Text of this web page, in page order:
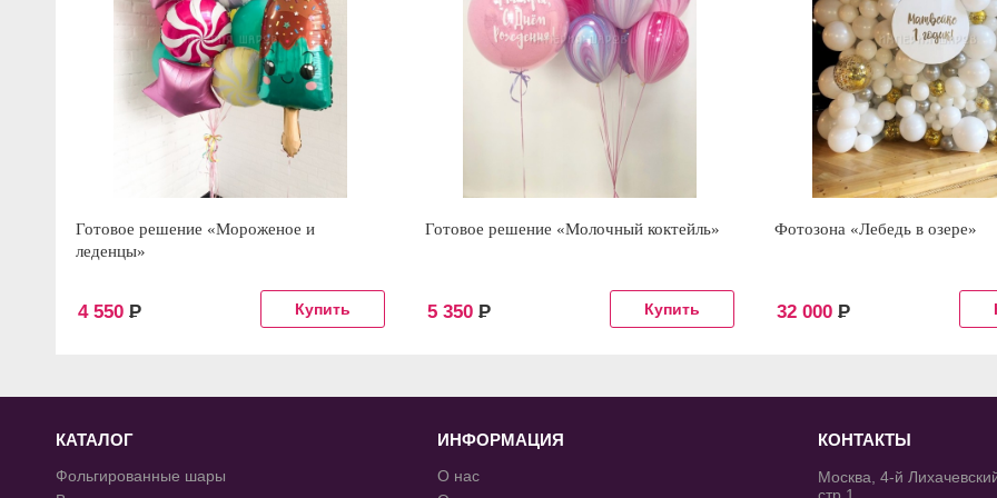
Готовое решение «Мороженое и
леденцы»
4 550 Р
Готовое решение «Молочный коктейль»
5 350 Р
Фотозона «Лебедь в озере»
32 000 Р
КАТАЛОГ
Фольгированные шары
ИНФОРМАЦИЯ
О нас
КОНТАКТЫ
Москва, 4-й